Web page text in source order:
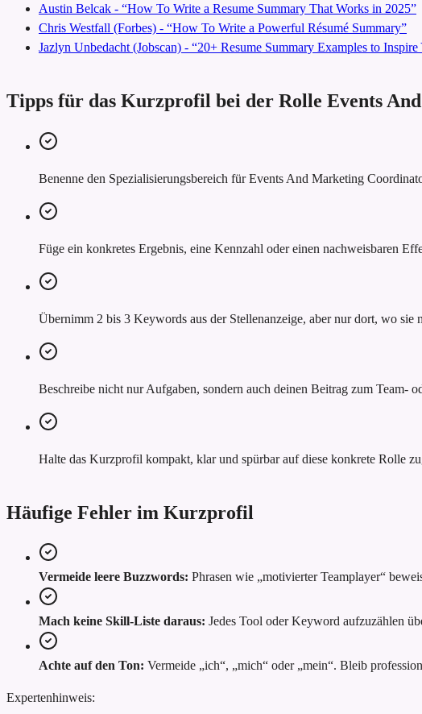
Austin Belcak - “How To Write a Resume Summary That Works in 2025”
Chris Westfall (Forbes) - “How To Write a Powerful Résumé Summary”
Jazlyn Unbedacht (Jobscan) - “20+ Resume Summary Examples to Inspire
Tipps für das Kurzprofil bei der Rolle Events
Benenne den Spezialisierungsbereich für Events And Marketing
Füge ein konkretes Ergebnis, eine Kennzahl oder einen nachweisbaren
Übernimm 2 bis 3 Keywords aus der Stellenanzeige, aber nur dort, wo sie
Beschreibe nicht nur Aufgaben, sondern auch deinen Beitrag zum Team-
Halte das Kurzprofil kompakt, klar und spürbar auf diese konkrete Rolle
Häufige Fehler im Kurzprofil
Vermeide leere Buzzwords: Phrasen wie „motivierter Teamplayer“
Mach keine Skill-Liste daraus: Jedes Tool oder Keyword aufzuzählen
Achte auf den Ton: Vermeide „ich“, „mich“ oder „mein“. Bleib
Expertenhinweis: